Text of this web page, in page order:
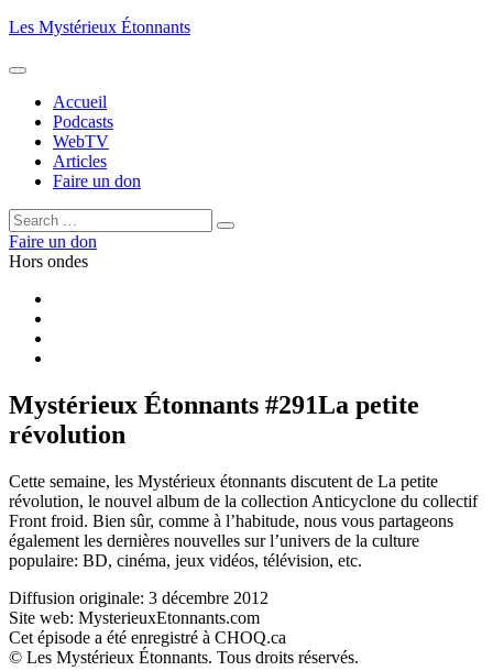
Aller
contenu
Les Mystérieux Étonnants
Accueil
Podcasts
WebTV
Articles
Faire un don
Rechercher :
Rechercher
Faire un don
Hors ondes
Mystérieux Étonnants #291La petite
révolution
Cette semaine, les Mystérieux étonnants discutent de La petite
révolution, le nouvel album de la collection Anticyclone du collectif
Front froid. Bien sûr, comme à l’habitude, nous vous partageons
également les dernières nouvelles sur l’univers de la culture
populaire: BD, cinéma, jeux vidéos, télévision, etc.
Diffusion originale: 3 décembre 2012
Site web: MysterieuxEtonnants.com
Cet épisode a été enregistré à CHOQ.ca
© Les Mystérieux Étonnants. Tous droits réservés.